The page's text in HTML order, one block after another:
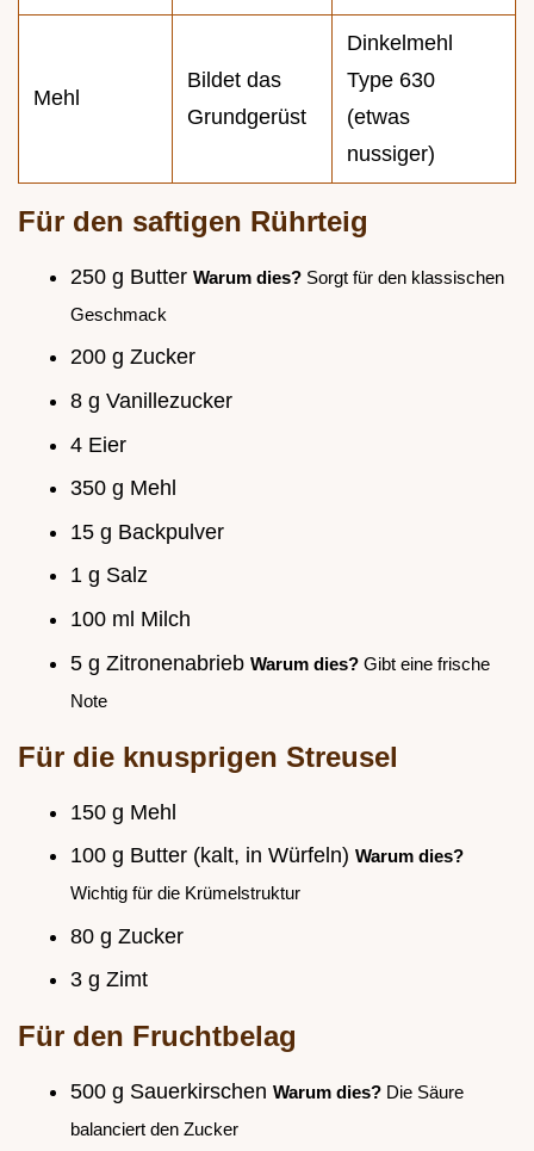
Mehl
Bildet das
Grundgerüst
Dinkelmehl
Type 630
(etwas
nussiger)
Für den saftigen Rührteig
250 g Butter Warum dies? Sorgt für den klassischen
Geschmack
200 g Zucker
8 g Vanillezucker
4 Eier
350 g Mehl
15 g Backpulver
1 g Salz
100 ml Milch
5 g Zitronenabrieb Warum dies? Gibt eine frische
Note
Für die knusprigen Streusel
150 g Mehl
100 g Butter (kalt, in Würfeln) Warum dies?
Wichtig für die Krümelstruktur
80 g Zucker
3 g Zimt
Für den Fruchtbelag
500 g Sauerkirschen Warum dies? Die Säure
balanciert den Zucker